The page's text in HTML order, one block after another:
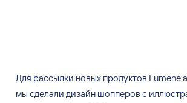
Для рассылки новых продуктов Lumene
мы сделали дизайн шопперов с